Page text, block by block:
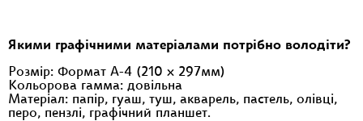
Якими графічними матеріалами потрібно володіти?
Розмір: Формат А-4 (210 х 297мм)
Кольорова гамма: довільна
Матеріал: папір, гуаш, туш, акварель, пастель, олівці,
перо, пензлі, графічний планшет.